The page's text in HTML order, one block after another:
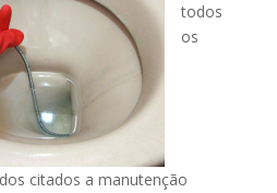
todos
os
citados a manutenção